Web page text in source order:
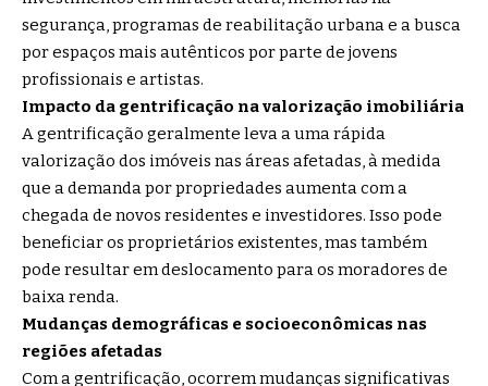
segurança, programas de reabilitação urbana e a busca
por espaços mais autênticos por parte de jovens
profissionais e artistas.
Impacto da gentrificação na valorização imobiliária
A gentrificação geralmente leva a uma rápida
valorização dos imóveis nas áreas afetadas, à medida
que a demanda por propriedades aumenta com a
chegada de novos residentes e investidores. Isso pode
beneficiar os proprietários existentes, mas também
pode resultar em deslocamento para os moradores de
baixa renda.
Mudanças demográficas e socioeconômicas nas
regiões afetadas
Com a gentrificação, ocorrem mudanças significativas